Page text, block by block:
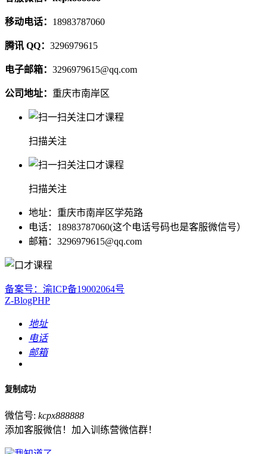
移动电话： 18983787060
腾讯 QQ： 3296979615
电子邮箱： 3296979615@qq.com
公司地址： 重庆市南岸区
扫描关注
扫描关注
地址：重庆市南岸区学苑路
电话：18983787060(这个电话号码也是客服微信号）
邮箱：3296979615@qq.com
备案号：渝ICP备19002064号
Z-BlogPHP
地址
电话
邮箱
复制成功
微信号: kcpx888888
添加客服微信！加入训练营微信群！